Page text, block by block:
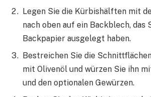
Legen Sie die Kürbishälften mit
nach oben auf ein Backblech, das
Backpapier ausgelegt haben.
Bestreichen Sie die
mit Olivenöl und würzen Sie ihn
und den optionalen Gewürzen.